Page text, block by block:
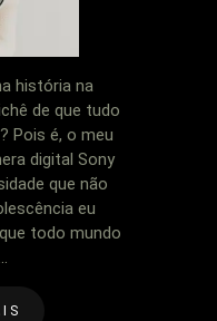
história na
de que tudo
Pois é, o meu
digital Sony
que não
eu
todo mundo